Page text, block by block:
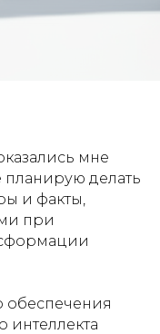
мне
делать
и факты,
при
интеллекта